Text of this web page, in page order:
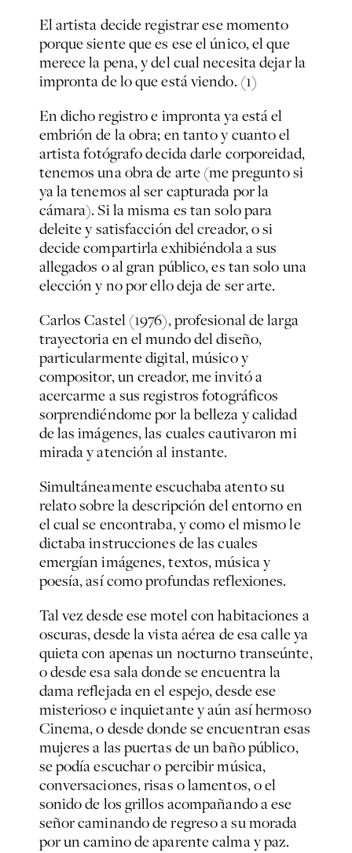
El artista decide registrar ese momento
porque siente que es ese el único, el que
merece la pena, y del cual necesita dejar la
impronta de lo que está viendo. (1)
En dicho registro e impronta ya está el
embrión de la obra; en tanto y cuanto el
artista fotógrafo decida darle corporeidad,
tenemos una obra de arte (me pregunto si
ya la tenemos al ser capturada por la
cámara). Si la misma es tan solo para
deleite y satisfacción del creador, o si
decide compartirla exhibiéndola a sus
allegados o al gran público, es tan solo una
elección y no por ello deja de ser arte.
Carlos Castel (1976), profesional de larga
trayectoria en el mundo del diseño,
particularmente digital, músico y
compositor, un creador, me invitó a
acercarme a sus registros fotográficos
sorprendiéndome por la belleza y calidad
de las imágenes, las cuales cautivaron mi
mirada y atención al instante.
Simultáneamente escuchaba atento su
relato sobre la descripción del entorno en
el cual se encontraba, y como el mismo le
dictaba instrucciones de las cuales
emergían imágenes, textos, música y
poesía, así como profundas reflexiones.
Tal vez desde ese motel con habitaciones a
oscuras, desde la vista aérea de esa calle ya
quieta con apenas un nocturno transeúnte,
o desde esa sala donde se encuentra la
dama reflejada en el espejo, desde ese
misterioso e inquietante y aún así hermoso
Cinema, o desde donde se encuentran esas
mujeres a las puertas de un baño público,
se podía escuchar o percibir música,
conversaciones, risas o lamentos, o el
sonido de los grillos acompañando a ese
señor caminando de regreso a su morada
por un camino de aparente calma y paz.